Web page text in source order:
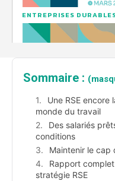
ENTREPRISES
Sommaire :
Une RSE encore
monde du travail
Des salariés
conditions
Maintenir le cap
Rapport
stratégie RSE